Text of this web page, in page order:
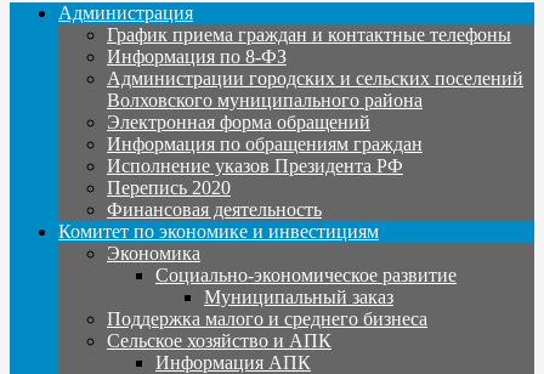
Администрация
График приема граждан и контактные телефоны
Информация по 8-ФЗ
Администрации городских и сельских поселений
Волховского муниципального района
Электронная форма обращений
Информация по обращениям граждан
Исполнение указов Президента РФ
Перепись 2020
Финансовая деятельность
Комитет по экономике и инвестициям
Экономика
Социально-экономическое развитие
Муниципальный заказ
Поддержка малого и среднего бизнеса
Сельское хозяйство и АПК
Информация АПК